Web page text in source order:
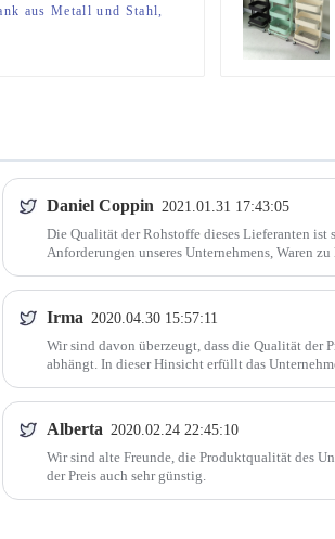
aus Metall und Stahl,
Daniel Coppin 2021.01.31 17:43:05
Die Qualität der Rohstoffe dieses Lieferanten
Anforderungen unseres Unternehmens, Waren
Irma 2020.04.30 15:57:11
Wir sind davon überzeugt, dass die Qualität der
abhängt. In dieser Hinsicht erfüllt das
Alberta 2020.02.24 22:45:10
Wir sind alte Freunde, die Produktqualität des
der Preis auch sehr günstig.